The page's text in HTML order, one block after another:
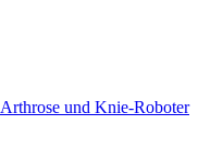
und Knie-Roboter